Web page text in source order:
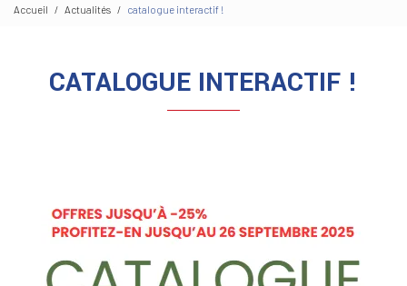
Accueil Actualités catalogue interactif !
CATALOGUE INTERACTIF !